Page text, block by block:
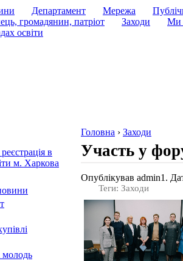
Департамент Мережа
громадянин, патріот Заходи
Ми
освіти
в
м. Харкова
молодь
Головна › Заходи
Участь у
Опублікував admin1.
Теги: Заходи